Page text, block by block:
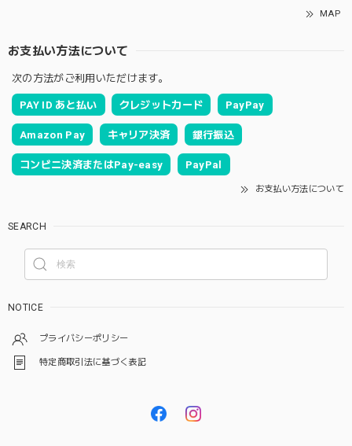
MAP
お支払い方法について
次の方法がご利用いただけます。
PAY ID あと払い クレジットカード PayPay
Amazon Pay キャリア決済 銀行振込
コンビニ決済またはPay-easy PayPal
お支払い方法について
SEARCH
NOTICE
プライバシーポリシー
特定商取引法に基づく表記